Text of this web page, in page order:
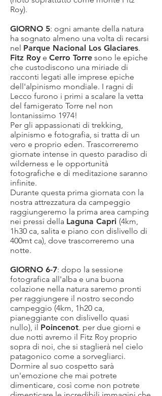
Roy).
GIORNO 5: ogni amante della natura
ha sognato almeno una volta di recarsi
nel Parque Nacional Los Glaciares.
Fitz Roy e Cerro Torre sono le epiche
che custodiscono una miriade di
racconti legati alle imprese epiche
dell'alpinismo mondiale. I ragni di
Lecco furono i primi a scalare la vetta
del famigerato Torre nel non
lontanissimo 1974!
Per gli appassionati di trekking,
alpinismo e fotografia, si tratta di un
vero e proprio eden. Trascorreremo
giornate intense in questo paradiso di
wilderness e le opportunità
fotografiche e di meditazione saranno
infinite.
Durante questa prima giornata con la
nostra attrezzatura da campeggio
raggiungeremo la prima area camping
nei pressi della Laguna Capri (4km,
1h30 ca, salita e piano con dislivello di
400mt ca), dove trascorreremo una
notte.
GIORNO 6-7: dopo la sessione
fotografica all'alba e una buona
colazione nella natura saremo pronti
per raggiungere il nostro secondo
campeggio (4km, 1h20 ca,
pianeggiante con dislivello quasi
nullo), il Poincenot. per due giorni e
due notti avremo il Fitz Roy proprio
sopra di noi, che si staglierà nel cielo
patagonico come a sorvegliarci.
Dormire al suo cospetto sarà
un'emozione che mai potrete
dimenticare, così come non potrete